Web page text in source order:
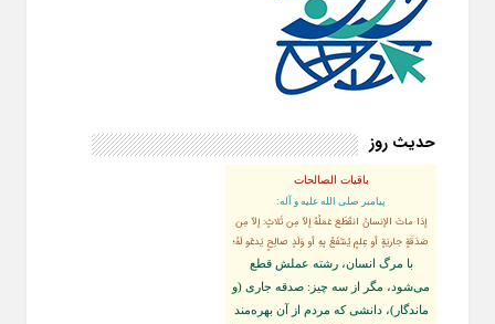
حدیث روز
باقیات الصالحات
پيامبر صلى‏ الله‏ عليه ‏و‏ آله:
إذا ماتَ الإنسانُ انقَطَعَ عَمَلُهُ إلاّ مِن ثَلاثٍ: إلاّ مِن
صَدَقَةٍ جاريَةٍ أو عِلمٍ يُنتَفَعُ بِهِ أو وَلَدٍ صالِحٍ يَدعُو لَهُ؛
با مرگ انسان، رشته عملش قطع
مى‌شود، مگر از سه چيز: صدقه جارى (و
ماندگار)، دانشى كه مردم از آن بهره‏‌مند